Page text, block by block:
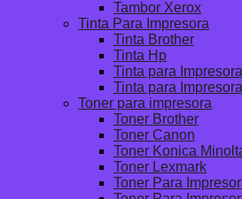
Tambor Xerox
Tinta Para Impresora
Tinta Brother
Tinta Hp
Tinta para
Tinta para
Toner para impresora
Toner Brother
Toner Canon
Toner Konica
Toner Lexmark
Toner Para